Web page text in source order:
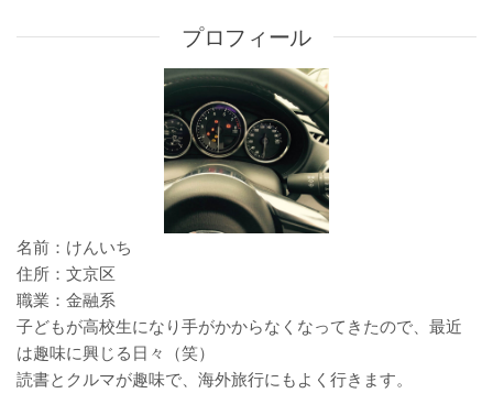
ゲ
稿
プロフィール
名前：けんいち
住所：文京区
職業：金融系
子どもが高校生になり手がかからなくなってきたので、最近
は趣味に興じる日々（笑）
読書とクルマが趣味で、海外旅行にもよく行きます。